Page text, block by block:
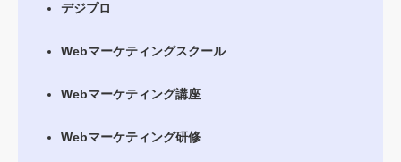
デジプロ
Webマーケティングスクール
Webマーケティング講座
Webマーケティング研修